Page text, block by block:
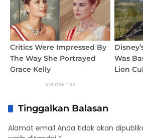
Tinggalkan Balasan
Alamat email Anda tidak akan